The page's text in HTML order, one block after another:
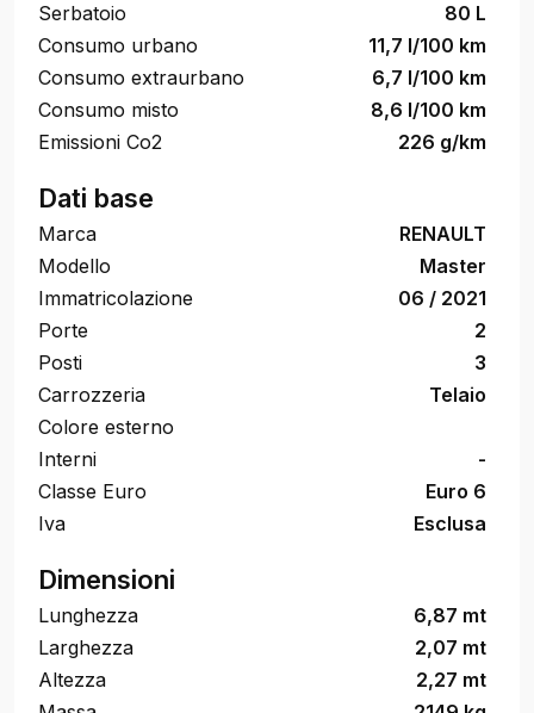
Serbatoio
80 L
Consumo urbano
11,7 l/100 km
Consumo extraurbano
6,7 l/100 km
Consumo misto
8,6 l/100 km
Emissioni Co2
226 g/km
Dati base
Marca
RENAULT
Modello
Master
Immatricolazione
06 / 2021
Porte
2
Posti
3
Carrozzeria
Telaio
Colore esterno
Interni
-
Classe Euro
Euro 6
Iva
Esclusa
Dimensioni
Lunghezza
6,87 mt
Larghezza
2,07 mt
Altezza
2,27 mt